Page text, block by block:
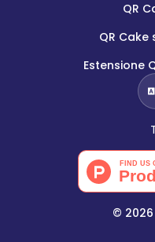
QR
QR Cake
Estensione
© 2026